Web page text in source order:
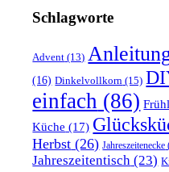
Schlagworte
Advent (13)
(16) Dinkelvollkorn (15)
einfach (86)
Küche (17)
Herbst (26) Jahreszeitenecke
Jahreszeitentisch (23)